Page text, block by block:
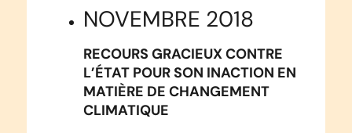
NOVEMBRE 2018
RECOURS GRACIEUX CONTRE
L’ÉTAT POUR SON INACTION EN
MATIÈRE DE CHANGEMENT
CLIMATIQUE